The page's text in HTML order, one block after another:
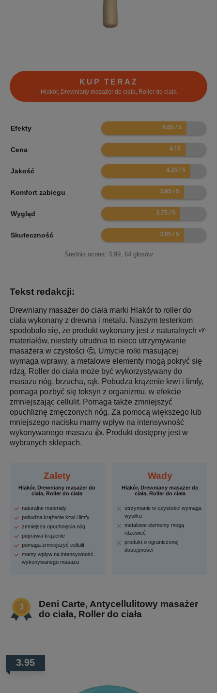
KUP TERAZ
Hlakór, Drewniany masażer do ciała, Roller do ciała
Efekty 8.1
Cena 8
Jakość 8.5
Komfort zabiegu 7.9
Wygląd 7.5
Skuteczność 7.9
Średnia ocena: 3.99 64 głosów
Tekst redakcji:
Drewniany masażer do ciała marki Hlakór to roller do
ciała wykonany z drewna i metalu. Naszym testerkom
spodobało się, że produkt wykonany jest z naturalnych 🌱
materiałów, niestety utrudnia to nieco utrzymywanie
masażera w czystości 🤔. Umycie rolki masującej
wymaga wprawy, a metalowe elementy mogą pokryć się
rdzą. Roller do ciała może być wykorzystywany do
masażu nóg, brzucha, rąk. Pobudza krążenie krwi i limfy,
pomaga pozbyć się toksyn z organizmu, w efekcie
zmniejszając cellulit. Pomaga także zmniejszyć
opuchliznę zmęczonych nóg. Za pomocą większego lub
mniejszego nacisku mamy wpływ na intensywność
wykonywanego masażu 👍. Produkt dostępny jest w
wybranych sklepach.
Zalety
Hlakór, Drewniany masażer do
ciała, Roller do ciała
naturalne materiały
pobudza krążenie krwi i limfy
zmniejsza opuchnięcia nóg
poprawia krążenie
pomaga zmniejszyć cellulit
mamy wpływ na intensywność
wykonywanego masażu
Wady
Hlakór, Drewniany masażer do
ciała, Roller do ciała
utrzymanie w czystości wymaga
wysiłku
metalowe elementy mogą
rdzewieć
produkt o ograniczonej
dostępności
Deni Carte, Antycellulitowy masażer
do ciała, Roller do ciała
3.95